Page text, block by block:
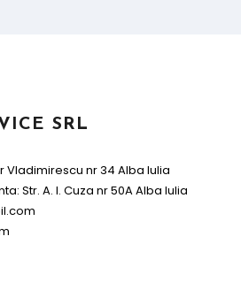
SRL
Vladimirescu nr 34 Alba Iulia
Str. A. I. Cuza nr 50A Alba Iulia